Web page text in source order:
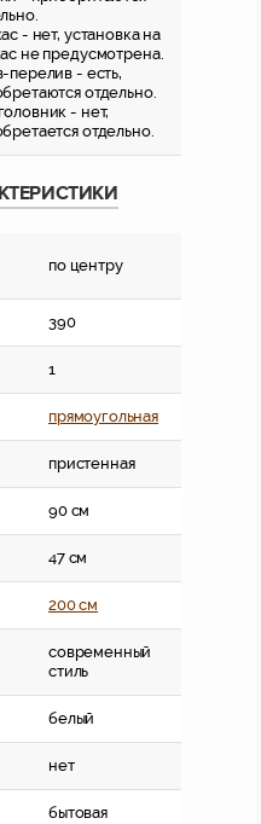
- нет, установка на
не предусмотрена.
перелив - есть,
отдельно.
- нет,
отдельно.
по центру
390
1
прямоугольная
пристенная
90 см
47 см
200 см
современный
стиль
белый
нет
бытовая